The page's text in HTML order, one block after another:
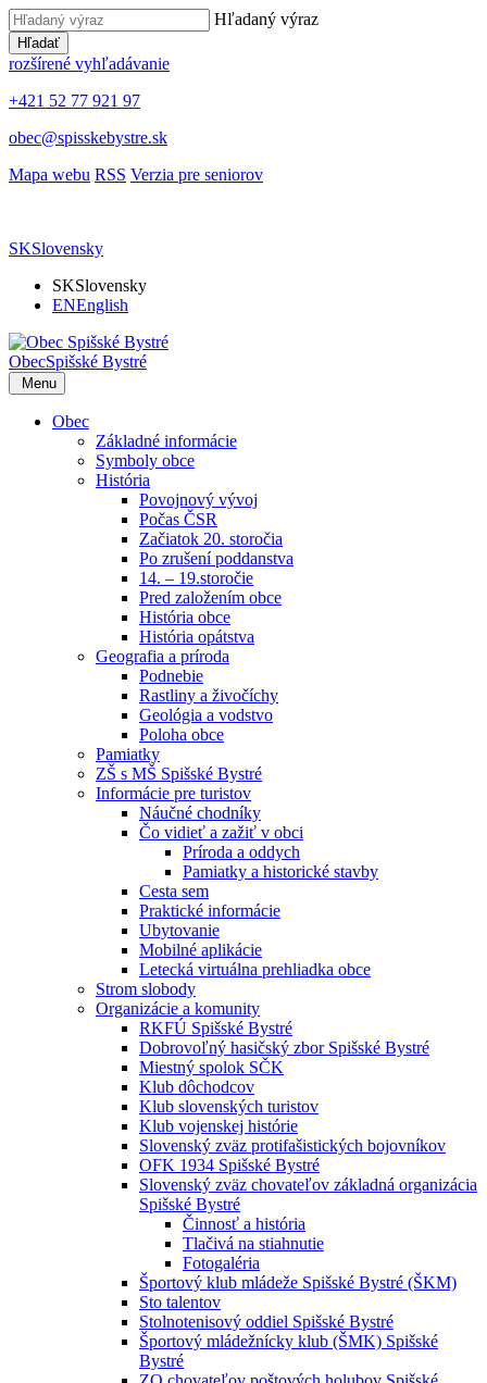
Hľadaný výraz
Hľadať
rozšírené vyhľadávanie
+421 52 77 921 97
obec@spisskebystre.sk
Mapa webu RSS Verzia pre seniorov
SKSlovensky
SKSlovensky
ENEnglish
ObecSpišské Bystré
Menu
Obec
Základné informácie
Symboly obce
História
Povojnový vývoj
Počas ČSR
Začiatok 20. storočia
Po zrušení poddanstva
14. – 19.storočie
Pred založením obce
História obce
História opátstva
Geografia a príroda
Podnebie
Rastliny a živočíchy
Geológia a vodstvo
Poloha obce
Pamiatky
ZŠ s MŠ Spišské Bystré
Informácie pre turistov
Náučné chodníky
Čo vidieť a zažiť v obci
Príroda a oddych
Pamiatky a historické stavby
Cesta sem
Praktické informácie
Ubytovanie
Mobilné aplikácie
Letecká virtuálna prehliadka obce
Strom slobody
Organizácie a komunity
RKFÚ Spišské Bystré
Dobrovoľný hasičský zbor Spišské Bystré
Miestný spolok SČK
Klub dôchodcov
Klub slovenských turistov
Klub vojenskej histórie
Slovenský zväz protifašistických bojovníkov
OFK 1934 Spišské Bystré
Slovenský zväz chovateľov základná organizácia
Spišské Bystré
Činnosť a história
Tlačivá na stiahnutie
Fotogaléria
Športový klub mládeže Spišské Bystré (ŠKM)
Sto talentov
Stolnotenisový oddiel Spišské Bystré
Športový mládežnícky klub (ŠMK) Spišské
Bystré